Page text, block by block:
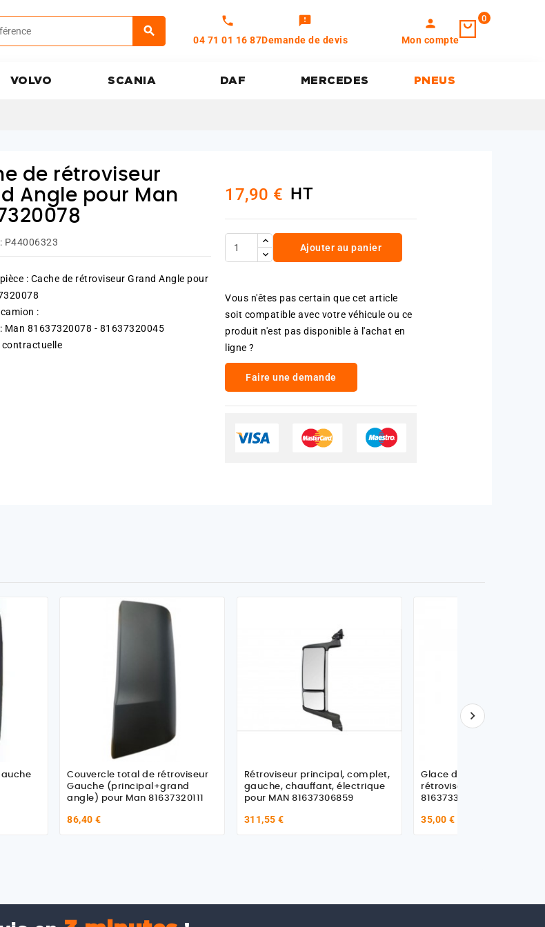
call
04 71 01 16 87
feedback
Demande de devis
person
Mon compte
0
VOLVO SCANIA DAF MERCEDES PNEUS
de rétroviseur
Angle pour Man
P44006323
: Cache de rétroviseur Grand Angle pour
:
Man 81637320078 - 81637320045
contractuelle
17,90 € HT
Ajouter au panier
Vous n'êtes pas certain que cet article
soit compatible avec votre véhicule ou ce
produit n'est pas disponible à l'achat en
ligne ?
Faire une demande
Couvercle total de rétroviseur
Gauche (principal+grand
angle) pour Man 81637320111
86,40 €
Rétroviseur principal, complet,
gauche, chauffant, électrique
pour MAN 81637306859
311,55 €
Glace de rétroviseur,
rétroviseur principal pour MAN
81637330101
35,00 €
